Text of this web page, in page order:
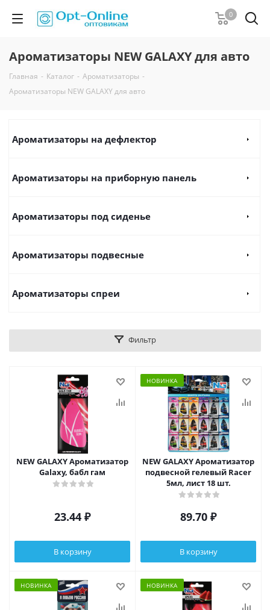
0
Ароматизаторы NEW GALAXY для авто
Главная - Каталог - Ароматизаторы -
Ароматизаторы NEW GALAXY для авто
Ароматизаторы на дефлектор
Ароматизаторы на приборную панель
Ароматизаторы под сиденье
Ароматизаторы подвесные
Ароматизаторы спреи
Фильтр
NEW GALAXY Ароматизатор
Galaxy, бабл гам
23.44 ₽
В корзину
НОВИНКА
NEW GALAXY Ароматизатор
подвесной гелевый Racer
5мл, лист 18 шт.
89.70 ₽
В корзину
НОВИНКА НОВИНКА